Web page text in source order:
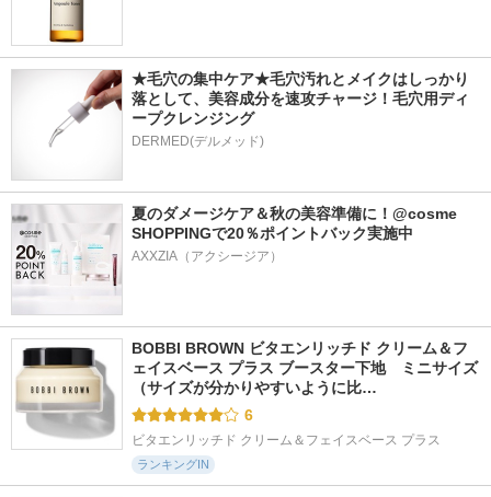
★毛穴の集中ケア★毛穴汚れとメイクはしっかり
落として、美容成分を速攻チャージ！毛穴用ディ
ープクレンジング
DERMED(デルメッド)
夏のダメージケア＆秋の美容準備に！@cosme
SHOPPINGで20％ポイントバック実施中
BOBBI BROWN ビタエンリッチド クリーム＆フ
ェイスベース プラス ブースター下地　ミニサイズ
（サイズが分かりやすいように比…
6
ビタエンリッチド クリーム＆フェイスベース プラス
ランキングIN